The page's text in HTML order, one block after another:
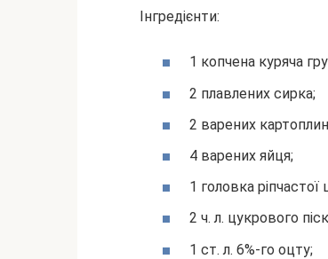
Інгредієнти:
1 копчена куряча
2 плавлених сирка;
2 варених
4 варених яйця;
1 головка ріпчастої
2 ч. л. цукрового
1 ст. л. 6%-го оцту;